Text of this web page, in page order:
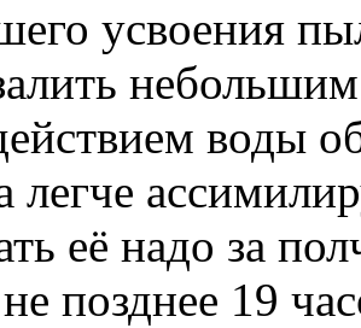
усвоения
воды
легче
её надо за
позднее 19